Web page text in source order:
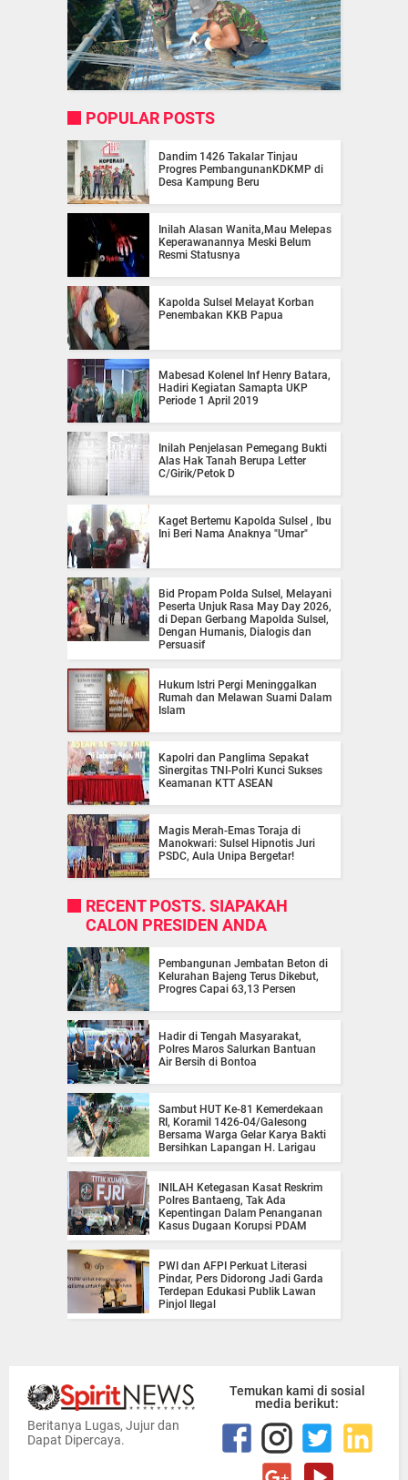
POPULAR POSTS
Dandim 1426 Takalar Tinjau
Progres PembangunanKDKMP di
Desa Kampung Beru
Inilah Alasan Wanita,Mau Melepas
Keperawanannya Meski Belum
Resmi Statusnya
Kapolda Sulsel Melayat Korban
Penembakan KKB Papua
Mabesad Kolenel Inf Henry Batara,
Hadiri Kegiatan Samapta UKP
Periode 1 April 2019
Inilah Penjelasan Pemegang Bukti
Alas Hak Tanah Berupa Letter
C/Girik/Petok D
Kaget Bertemu Kapolda Sulsel , Ibu
Ini Beri Nama Anaknya "Umar"
Bid Propam Polda Sulsel, Melayani
Peserta Unjuk Rasa May Day 2026,
di Depan Gerbang Mapolda Sulsel,
Dengan Humanis, Dialogis dan
Persuasif
Hukum Istri Pergi Meninggalkan
Rumah dan Melawan Suami Dalam
Islam
Kapolri dan Panglima Sepakat
Sinergitas TNI-Polri Kunci Sukses
Keamanan KTT ASEAN
Magis Merah-Emas Toraja di
Manokwari: Sulsel Hipnotis Juri
PSDC, Aula Unipa Bergetar!
RECENT POSTS. SIAPAKAH
CALON PRESIDEN ANDA
Pembangunan Jembatan Beton di
Kelurahan Bajeng Terus Dikebut,
Progres Capai 63,13 Persen
Hadir di Tengah Masyarakat,
Polres Maros Salurkan Bantuan
Air Bersih di Bontoa
Sambut HUT Ke-81 Kemerdekaan
RI, Koramil 1426-04/Galesong
Bersama Warga Gelar Karya Bakti
Bersihkan Lapangan H. Larigau
INILAH Ketegasan Kasat Reskrim
Polres Bantaeng, Tak Ada
Kepentingan Dalam Penanganan
Kasus Dugaan Korupsi PDAM
PWI dan AFPI Perkuat Literasi
Pindar, Pers Didorong Jadi Garda
Terdepan Edukasi Publik Lawan
Pinjol Ilegal
Beritanya Lugas, Jujur dan
Dapat Dipercaya.
Temukan kami di sosial
media berikut: